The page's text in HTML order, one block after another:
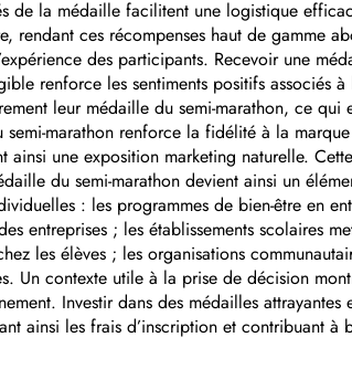
de la médaille facilitent une logistique
rendant ces récompenses haut de gamme
des participants. Recevoir une
renforce les sentiments positifs associés à
leur médaille du semi-marathon, ce qui
marathon renforce la fidélité à la
ainsi une exposition marketing naturelle.
du semi-marathon devient ainsi un
: les programmes de bien-être en
entreprises ; les établissements scolaires
les élèves ; les organisations
Un contexte utile à la prise de décision
Investir dans des médailles attrayantes
ainsi les frais d’inscription et contribuant à